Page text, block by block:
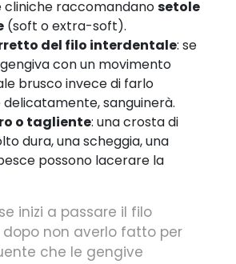
cliniche raccomandanosetole
(soft o extra-soft).
del filo interdentale: se
gengiva con un movimento
brusco invece di farlo
sanguinerà.
o tagliente: una crosta di
dura, una scheggia, una
possono lacerare la
inizi a passare il filo
non averlo fatto per
che le gengive